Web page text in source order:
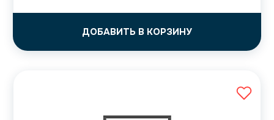
ДОБАВИТЬ В КОРЗИНУ